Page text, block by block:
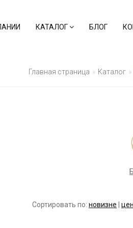
КАТАЛОГ БЛОГ
Главная страница Каталог
Сортировать по: новизне